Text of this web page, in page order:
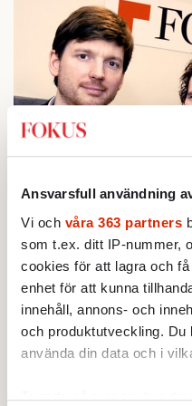
Ansvarsfull användning
Vi och våra 363 partners
som t.ex. ditt IP-nummer,
cookies för att lagra och
enhet för att kunna
innehåll, annons- och
och produktutveckling.
använda din data och i
Ta reda på mer om hur
Tillsammans med Martin
Karin Pettersson Fokus
Aftonbladet. Foto: TT
I dag är hon